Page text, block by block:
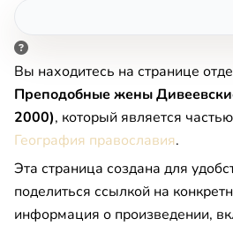
Вы находитесь на странице
Преподобные жены
2000), который является
География православия.
Эта страница создана для
поделиться ссылкой на
информация о произведении,